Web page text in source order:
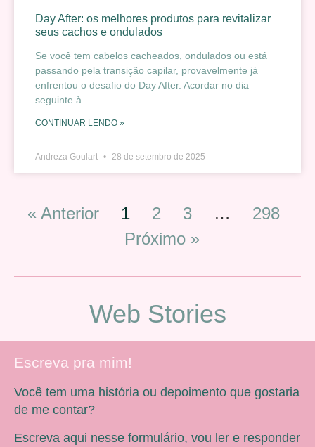
Day After: os melhores produtos para revitalizar
seus cachos e ondulados
Se você tem cabelos cacheados, ondulados ou está
passando pela transição capilar, provavelmente já
enfrentou o desafio do Day After. Acordar no dia
seguinte à
CONTINUAR LENDO »
Andreza Goulart 28 de setembro de 2025
« Anterior 1 2 3 …
298
Próximo »
Web Stories
Escreva pra mim!
Você tem uma história ou depoimento que gostaria
de me contar?
Escreva aqui nesse formulário, vou ler e responder